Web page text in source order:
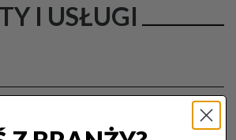
I USŁUGI